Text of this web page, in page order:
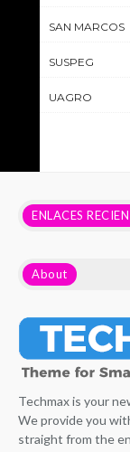
SAN MARCOS
SUSPEG
UAGRO
ENLACES
About
Techmax is your
We provide you
straight from the